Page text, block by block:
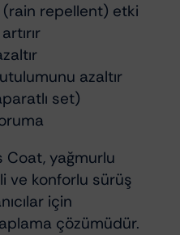
(rain repellent) etki
azaltır
set)
Coat, yağmurlu
ve konforlu sürüş
için
çözümüdür.